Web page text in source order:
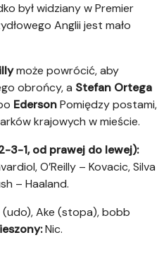
był widziany w Premier
Anglii jest mało
może powrócić, aby
obrońcy, a Stefan Ortega
EdersonPomiędzy postami,
krajowych w mieście.
3-1, od prawej do lewej):
O’Reilly – Kovacic, Silva
– Haaland.
(udo), Ake (stopa), bobb
Nic.